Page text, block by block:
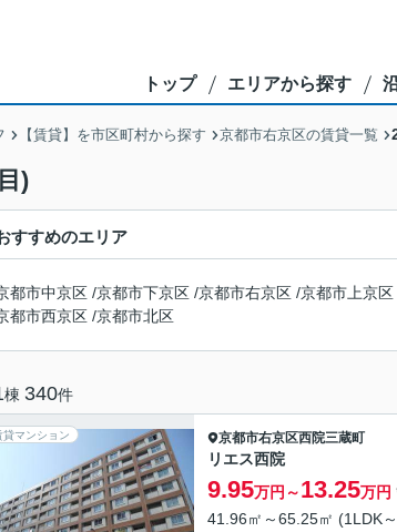
トップ エリアから探す
【賃貸】を市区町村から探す 京都市右京区の賃貸一覧
)
すすめのエリア
都市中京区 /京都市下京区 /京都市右京区 /京都市上京区
都市西京区 /京都市北区
棟 340件
貸マンション 京都市右京区西院三蔵町
リエス西院
9.95万円～13.25万円
41.96㎡～65.25㎡ (1LDK